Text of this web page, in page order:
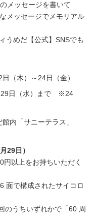
メッセージを書いて
メッセージでメモリアル
うめだ【公式】SNSでも
（木）～24日（金）
29日（水）まで ※24
内「サニーテラス」
29日）
以上をお持ちいただく
面で構成されたサイコロ
のうちいずれかで「60 周